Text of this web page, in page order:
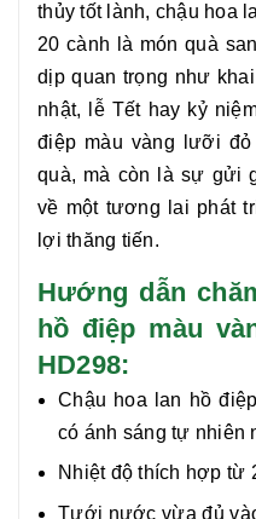
thủy tốt lành, chậu hoa
20 cành là món quà
dịp quan trọng như
nhật, lễ Tết hay kỷ
điệp màu vàng lưỡi đỏ
quà, mà còn là sự gửi
về một tương lai phát
lợi thăng tiến.
Hướng dẫn
hồ điệp màu
HD298:
Chậu hoa lan hồ
có ánh sáng tự nhiên
Nhiệt độ thích hợp từ
Tưới nước vừa đủ